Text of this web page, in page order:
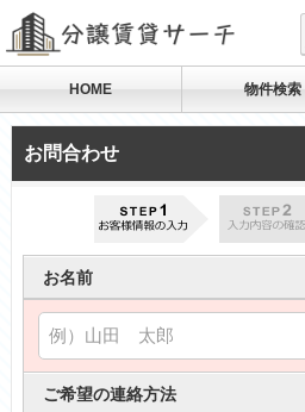
HOME 物件検索
お問合わせ
お名前
ご希望の連絡方法